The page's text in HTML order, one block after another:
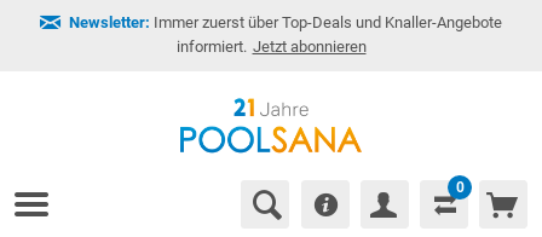
Newsletter: Immer zuerst über Top-Deals und Knaller-Angebote
informiert. Jetzt abonnieren
0